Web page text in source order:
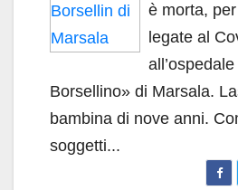
è morta,
legate al
Borsellino» di Marsala.
bambina di nove anni.
soggetti...